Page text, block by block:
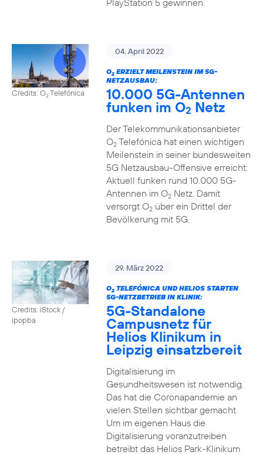
PlayStation 5 gewinnen.
Credits: O2Telefónica
04. April 2022
O2ERZIELT MEILENSTEIN IM 5G-
NETZAUSBAU:
10.000 5G-Antennen
funken im O2 Netz
Der Telekommunikationsanbieter
O2Telefónica hat einen wichtigen
Meilenstein in seiner bundesweiten
5G Netzausbau-Offensive erreicht:
Aktuell funken rund 10.000 5G-
Antennen im O2Netz. Damit
versorgt O2über ein Drittel der
Bevölkerung mit 5G.
Credits: iStock /
ipopba
29. März 2022
O2TELEFÓNICA UND HELIOS STARTEN
5G-NETZBETRIEB IN KLINIK:
5G-Standalone
Campusnetz für
Helios Klinikum in
Leipzig einsatzbereit
Digitalisierung im
Gesundheitswesen ist notwendig.
Das hat die Coronapandemie an
vielen Stellen sichtbar gemacht.
Um im eigenen Haus die
Digitalisierung voranzutreiben
betreibt das Helios Park-Klinikum